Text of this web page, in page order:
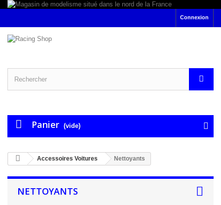
Connexion
Panier (vide)
Accessoires Voitures Nettoyants
NETTOYANTS